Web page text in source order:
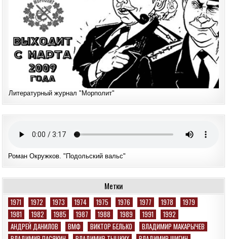
Литературный журнал "Морполит"
Роман Окружков. "Подольский вальс"
Метки
1971 1972 1973 1974 1975 1976 1977 1978
1979
1981
1982 1985 1987 1988 1989 1991
1992
АНДРЕЙ ДАНИЛОВ
ВМФ ВИКТОР БЕЛЬКО
ВЛАДИМИР МАКАРЫЧЕВ